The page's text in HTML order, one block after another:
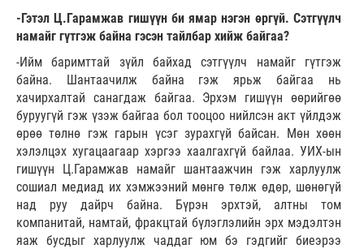
-Гэтэл Ц.Гарамжав гишүүн би ямар нэгэн өргүй. Сэтгүүлч
намайг гүтгэж байна гэсэн тайлбар хийж байгаа?
-Ийм баримттай зүйл байхад сэтгүүлч намайг гүтгэж
байна. Шантаачилж байна гэж ярьж байгаа нь
хачирхалтай санагдаж байгаа. Эрхэм гишүүн өөрийгөө
буруугүй гэж үзэж байгаа бол тооцоо нийлсэн акт үйлдэж
өрөө төлнө гэж гарын үсэг зурахгүй байсан. Мөн хөөн
хэлэлцэх хугацаагаар хэргээ хаалгахгүй байлаа. УИХ-ын
гишүүн Ц.Гарамжав намайг шантаажчин гэж харлуулж
сошиал медиад их хэмжээний мөнгө төлж өдөр, шөнөгүй
над руу дайрч байна. Бүрэн эрхтэй, алтны том
компанитай, намтай, фракцтай бүлэглэлийн эрх мэдэлтэн
яаж бусдыг харлуулж чаддаг юм бэ гэдгийг биеэрээ